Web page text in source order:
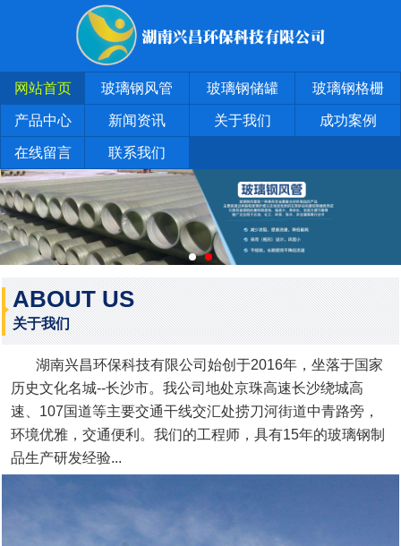
网站首页 玻璃钢风管 玻璃钢储罐 玻璃钢格栅
产品中心 新闻资讯 关于我们 成功案例
在线留言 联系我们
ABOUT US
关于我们
湖南兴昌环保科技有限公司始创于2016年，坐落于国家
历史文化名城--长沙市。我公司地处京珠高速长沙绕城高
速、107国道等主要交通干线交汇处捞刀河街道中青路旁，
环境优雅，交通便利。我们的工程师，具有15年的玻璃钢制
品生产研发经验...